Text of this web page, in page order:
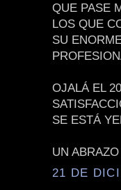
QUE PASE
LOS QUE
SU
OJALÁ EL
SE ESTÁ
UN
21 DE